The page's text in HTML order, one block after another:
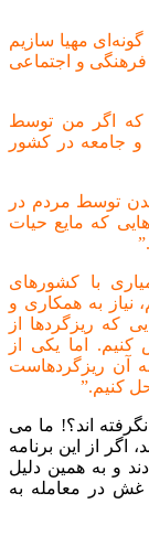
گونه‌ای مهیا سازیم
فرهنگی و اجتماعی
که اگر من توسط
و جامعه در کشور
توسط مردم در
که مایع حیات
با کشور‌های
نیاز به همکاری و
که ریزگرد‌ها از
اما یکی از
آن ریزگرد‌هاست
کنیم.”
اند؟! ما می
اگر از این برنامه
و به همین دلیل
غش در معامله به